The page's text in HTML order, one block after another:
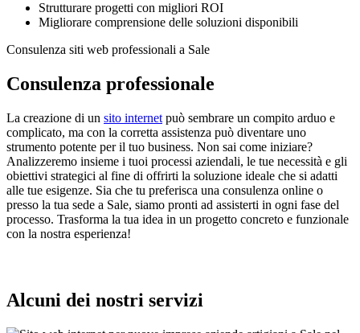
Strutturare progetti con migliori ROI
Migliorare comprensione delle soluzioni disponibili
Consulenza siti web professionali a Sale
Consulenza professionale
La creazione di un sito internet può sembrare un compito arduo e
complicato, ma con la corretta assistenza può diventare uno
strumento potente per il tuo business. Non sai come iniziare?
Analizzeremo insieme i tuoi processi aziendali, le tue necessità e gli
obiettivi strategici al fine di offrirti la soluzione ideale che si adatti
alle tue esigenze. Sia che tu preferisca una consulenza online o
presso la tua sede a Sale, siamo pronti ad assisterti in ogni fase del
processo. Trasforma la tua idea in un progetto concreto e funzionale
con la nostra esperienza!
Alcuni dei nostri servizi